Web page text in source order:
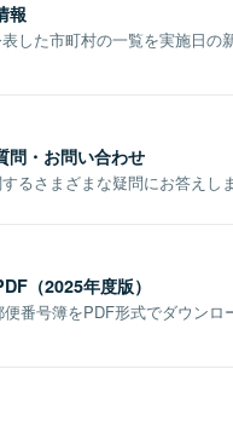
報
した市町村の一覧を実施日の
問・お問い合わせ
るさまざまな疑問にお答えしま
（2025年度版）
番号簿をPDF形式でダウンロ